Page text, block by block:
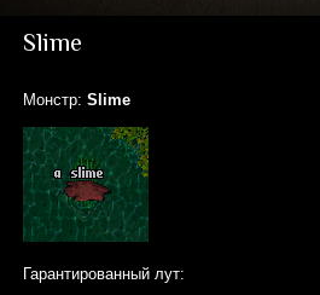
Slime
Монстр: Slime
Гарантированный лут: